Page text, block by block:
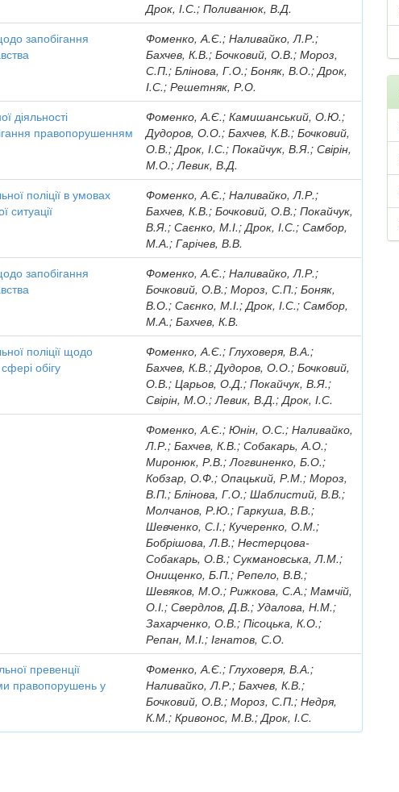
Дрок, І.С.; Поливанюк, В.Д.
запобігання
Фоменко, А.Є.; Наливайко, Л.Р.;
Бахчев, К.В.; Бочковий, О.В.; Мороз,
С.П.; Блінова, Г.О.; Боняк, В.О.; Дрок,
І.С.; Решетняк, Р.О.
діяльності
правопорушенням
Фоменко, А.Є.; Камишанський, О.Ю.;
Дудоров, О.О.; Бахчев, К.В.; Бочковий,
О.В.; Дрок, І.С.; Покайчук, В.Я.; Свірін,
М.О.; Левик, В.Д.
поліції в умовах
ситуації
Фоменко, А.Є.; Наливайко, Л.Р.;
Бахчев, К.В.; Бочковий, О.В.; Покайчук,
В.Я.; Саєнко, М.І.; Дрок, І.С.; Самбор,
М.А.; Гарічев, В.В.
запобігання
Фоменко, А.Є.; Наливайко, Л.Р.;
Бочковий, О.В.; Мороз, С.П.; Боняк,
В.О.; Саєнко, М.І.; Дрок, І.С.; Самбор,
М.А.; Бахчев, К.В.
поліції щодо
обігу
Фоменко, А.Є.; Глуховеря, В.А.;
Бахчев, К.В.; Дудоров, О.О.; Бочковий,
О.В.; Царьов, О.Д.; Покайчук, В.Я.;
Свірін, М.О.; Левик, В.Д.; Дрок, І.С.
Фоменко, А.Є.; Юнін, О.С.; Наливайко,
Л.Р.; Бахчев, К.В.; Собакарь, А.О.;
Миронюк, Р.В.; Логвиненко, Б.О.;
Кобзар, О.Ф.; Опацький, Р.М.; Мороз,
В.П.; Блінова, Г.О.; Шаблистий, В.В.;
Молчанов, Р.Ю.; Гаркуша, В.В.;
Шевченко, С.І.; Кучеренко, О.М.;
Бобрішова, Л.В.; Нестерцова-
Собакарь, О.В.; Сукмановська, Л.М.;
Онищенко, Б.П.; Репело, В.В.;
Шевяков, М.О.; Рижкова, С.А.; Мамчій,
О.І.; Свердлов, Д.В.; Удалова, Н.М.;
Захарченко, О.В.; Пісоцька, К.О.;
Репан, М.І.; Ігнатов, С.О.
превенції
правопорушень у
Фоменко, А.Є.; Глуховеря, В.А.;
Наливайко, Л.Р.; Бахчев, К.В.;
Бочковий, О.В.; Мороз, С.П.; Недря,
К.М.; Кривонос, М.В.; Дрок, І.С.